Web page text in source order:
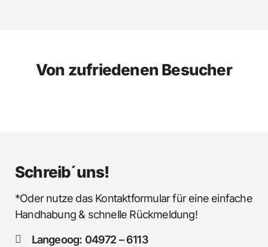
Von zufriedenen Besucher
Schreib´uns!
*Oder nutze das Kontaktformular für eine einfache
Handhabung & schnelle Rückmeldung!
Langeoog: 04972 – 6113